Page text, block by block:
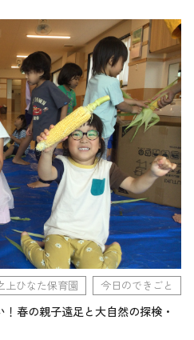
上ひなた保育園 今日のできごと
！春の親子遠足と大自然の探検・